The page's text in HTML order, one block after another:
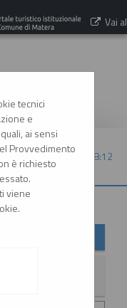
Vai al
09/08/2026 08:12
tecnici
e
ai sensi
Provvedimento
è richiesto
viene